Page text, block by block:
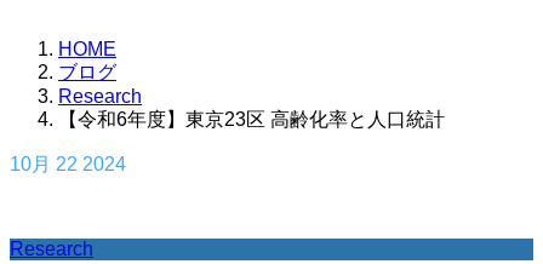
HOME
ブログ
Research
【令和6年度】東京23区 高齢化率と人口統計
10月 22 2024
Research